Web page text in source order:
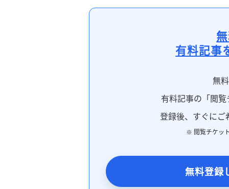
有料記事
無
有料記事の「閲
登録後、すぐにご
※ 閲覧チケッ
無料登録